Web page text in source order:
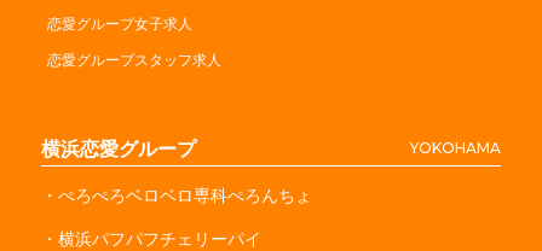
恋愛グループ女子求人
恋愛グループスタッフ求人
横浜恋愛グループ YOKOHAMA
・ぺろぺろベロベロ専科ぺろんちょ
・横浜パフパフチェリーパイ